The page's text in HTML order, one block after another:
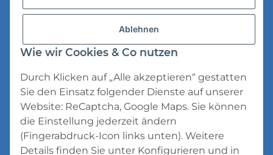
Impressum
* Alle Preise inkl. gesetzlicher USt., zzgl.
Versand
Ablehnen
Wie wir Cookies & Co nutzen
Durch Klicken auf „Alle akzeptieren“ gestatten
Sie den Einsatz folgender Dienste auf unserer
Website: ReCaptcha, Google Maps. Sie können
die Einstellung jederzeit ändern
(Fingerabdruck-Icon links unten). Weitere
Details finden Sie unter Konfigurieren und in